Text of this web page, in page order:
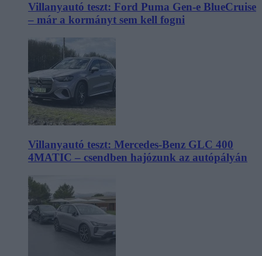
Villanyautó teszt: Ford Puma Gen-e BlueCruise
– már a kormányt sem kell fogni
Villanyautó teszt: Mercedes-Benz GLC 400
4MATIC – csendben hajózunk az autópályán